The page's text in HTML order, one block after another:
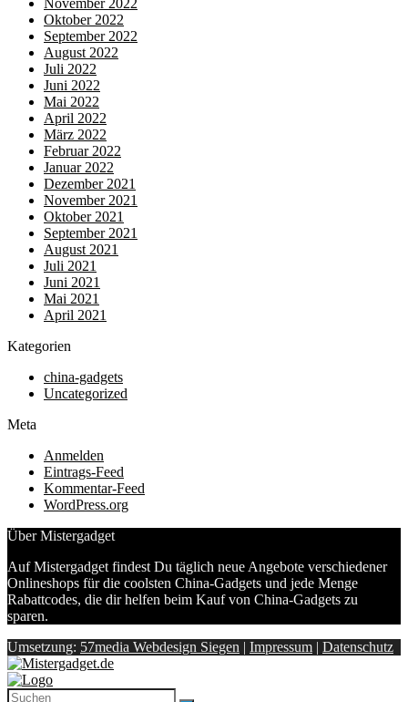
November 2022
Oktober 2022
September 2022
August 2022
Juli 2022
Juni 2022
Mai 2022
April 2022
März 2022
Februar 2022
Januar 2022
Dezember 2021
November 2021
Oktober 2021
September 2021
August 2021
Juli 2021
Juni 2021
Mai 2021
April 2021
Kategorien
china-gadgets
Uncategorized
Meta
Anmelden
Eintrags-Feed
Kommentar-Feed
WordPress.org
Über Mistergadget
Auf Mistergadget findest Du täglich neue Angebote verschiedener
Onlineshops für die coolsten China-Gadgets und jede Menge
Rabattcodes, die dir helfen beim Kauf von China-Gadgets zu
sparen.
Umsetzung: 57media Webdesign Siegen | Impressum | Datenschutz